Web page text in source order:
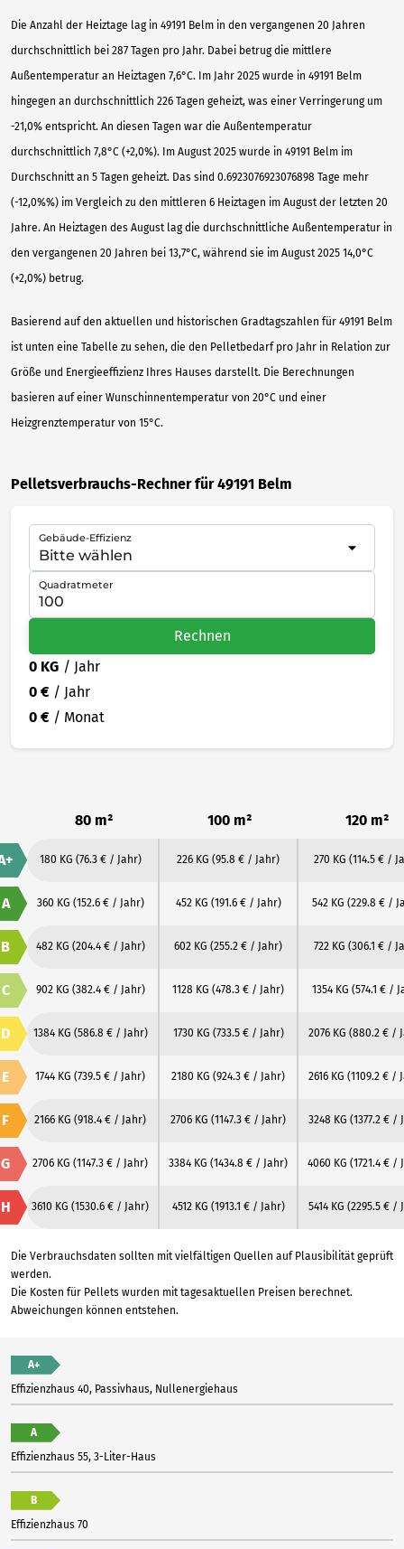
Die Anzahl der Heiztage lag in 49191 Belm in den vergangenen 20 Jahren
durchschnittlich bei 287 Tagen pro Jahr. Dabei betrug die mittlere
Außentemperatur an Heiztagen 7,6°C. Im Jahr 2025 wurde in 49191 Belm
hingegen an durchschnittlich 226 Tagen geheizt, was einer Verringerung um
-21,0% entspricht. An diesen Tagen war die Außentemperatur
durchschnittlich 7,8°C (+2,0%). Im August 2025 wurde in 49191 Belm im
Durchschnitt an 5 Tagen geheizt. Das sind 0.6923076923076898 Tage mehr
(-12,0%%) im Vergleich zu den mittleren 6 Heiztagen im August der letzten 20
Jahre. An Heiztagen des August lag die durchschnittliche Außentemperatur in
den vergangenen 20 Jahren bei 13,7°C, während sie im August 2025 14,0°C
(+2,0%) betrug.
Basierend auf den aktuellen und historischen Gradtagszahlen für 49191 Belm
ist unten eine Tabelle zu sehen, die den Pelletbedarf pro Jahr in Relation zur
Größe und Energieeffizienz Ihres Hauses darstellt. Die Berechnungen
basieren auf einer Wunschinnentemperatur von 20°C und einer
Heizgrenztemperatur von 15°C.
Pelletsverbrauchs-Rechner für 49191 Belm
Gebäude-Effizienz
Quadratmeter
Rechnen
0 KG / Jahr
0 € / Jahr
0 € / Monat
80 m² 100 m² 120 m²
180 KG (76.3 € / Jahr) 226 KG (95.8 € / Jahr) 270 KG (114.5 € /
A 360 KG (152.6 € / Jahr) 452 KG (191.6 € / Jahr) 542 KG (229.8 € /
B 482 KG (204.4 € / Jahr) 602 KG (255.2 € / Jahr) 722 KG (306.1 € /
C 902 KG (382.4 € / Jahr) 1128 KG (478.3 € / Jahr) 1354 KG (574.1 € /
D 1384 KG (586.8 € / Jahr) 1730 KG (733.5 € / Jahr) 2076 KG (880.2 € /
E 1744 KG (739.5 € / Jahr) 2180 KG (924.3 € / Jahr) 2616 KG (1109.2 € /
F 2166 KG (918.4 € / Jahr) 2706 KG (1147.3 € / Jahr) 3248 KG (1377.2 € /
G 2706 KG (1147.3 € / Jahr) 3384 KG (1434.8 € / Jahr) 4060 KG (1721.4 € /
H 3610 KG (1530.6 € / Jahr) 4512 KG (1913.1 € / Jahr) 5414 KG (2295.5 € /
Die Verbrauchsdaten sollten mit vielfältigen Quellen auf Plausibilität geprüft
werden.
Die Kosten für Pellets wurden mit tagesaktuellen Preisen berechnet.
Abweichungen können entstehen.
A+
Effizienzhaus 40, Passivhaus, Nullenergiehaus
A
Effizienzhaus 55, 3-Liter-Haus
B
Effizienzhaus 70